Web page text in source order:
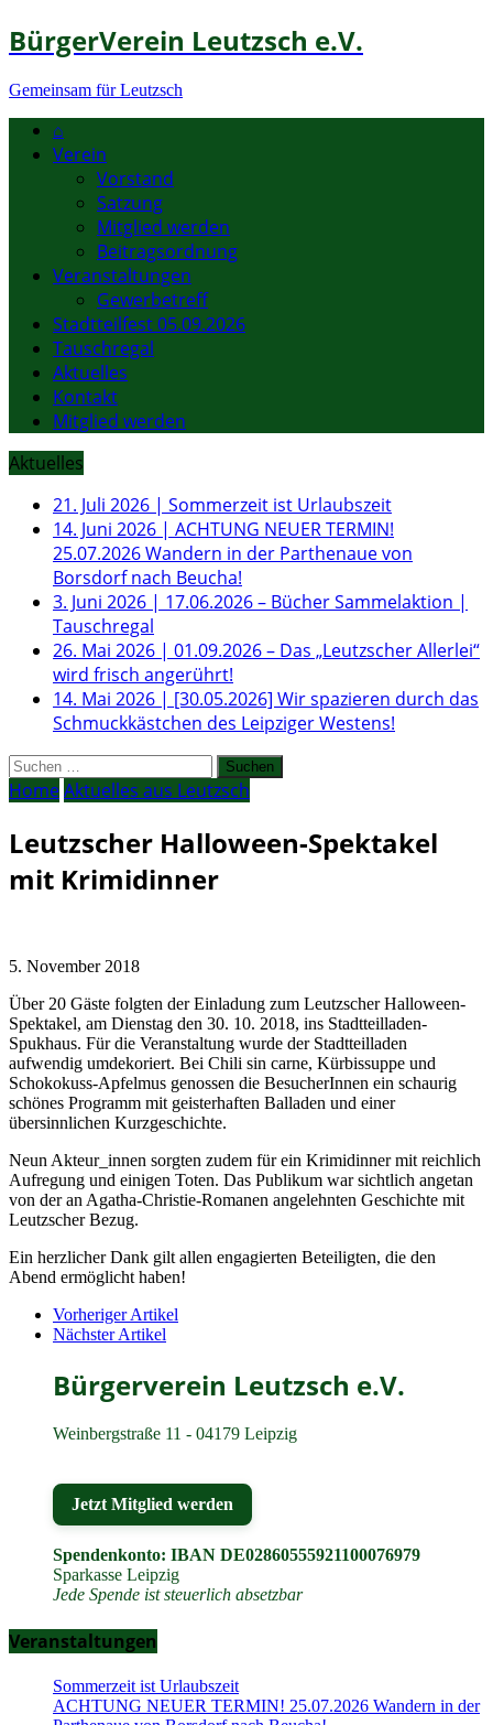
BürgerVerein Leutzsch e.V.
Gemeinsam für Leutzsch
⌂
Verein
Vorstand
Satzung
Mitglied werden
Beitragsordnung
Veranstaltungen
Gewerbetreff
Stadtteilfest 05.09.2026
Tauschregal
Aktuelles
Kontakt
Mitglied werden
Aktuelles
21. Juli 2026 | Sommerzeit ist Urlaubszeit
14. Juni 2026 | ACHTUNG NEUER TERMIN!
25.07.2026 Wandern in der Parthenaue von
Borsdorf nach Beucha!
3. Juni 2026 | 17.06.2026 – Bücher Sammelaktion |
Tauschregal
26. Mai 2026 | 01.09.2026 – Das „Leutzscher Allerlei“
wird frisch angerührt!
14. Mai 2026 | [30.05.2026] Wir spazieren durch das
Schmuckkästchen des Leipziger Westens!
Suchen
nach:
HomeAktuelles aus Leutzsch
Leutzscher Halloween-Spektakel
mit Krimidinner
5. November 2018
Über 20 Gäste folgten der Einladung zum Leutzscher Halloween-
Spektakel, am Dienstag den 30. 10. 2018, ins Stadtteilladen-
Spukhaus. Für die Veranstaltung wurde der Stadtteilladen
aufwendig umdekoriert. Bei Chili sin carne, Kürbissuppe und
Schokokuss-Apfelmus genossen die BesucherInnen ein schaurig
schönes Programm mit geisterhaften Balladen und einer
übersinnlichen Kurzgeschichte.
Neun Akteur_innen sorgten zudem für ein Krimidinner mit reichlich
Aufregung und einigen Toten. Das Publikum war sichtlich angetan
von der an Agatha-Christie-Romanen angelehnten Geschichte mit
Leutzscher Bezug.
Ein herzlicher Dank gilt allen engagierten Beteiligten, die den
Abend ermöglicht haben!
Vorheriger Artikel
Nächster Artikel
Bürgerverein Leutzsch e.V.
Weinbergstraße 11 - 04179 Leipzig
Jetzt Mitglied werden
Spendenkonto: IBAN DE02860555921100076979
Sparkasse Leipzig
Jede Spende ist steuerlich absetzbar
Veranstaltungen
Sommerzeit ist Urlaubszeit
ACHTUNG NEUER TERMIN! 25.07.2026 Wandern in der